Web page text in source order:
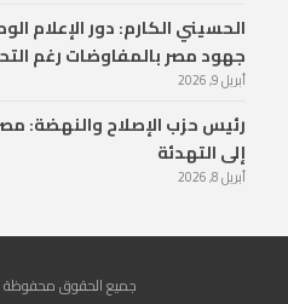
الحسيني الكارم: دور الإعلام
جهود مصر بالمفاوضات رغم
أبريل 9, 2026
رئيس حزب الإصلاح والنهضة:
إلى التهدئة
أبريل 8, 2026
جميع الحقوق محفوظة